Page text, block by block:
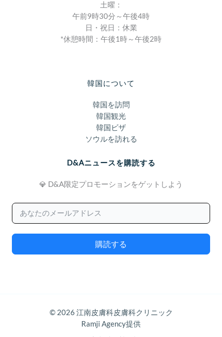
土曜：
午前9時30分～午後4時
日・祝日：休業
*休憩時間：午後1時～午後2時
韓国について
韓国を訪問
韓国観光
韓国ビザ
ソウルを訪れる
D&Aニュースを購読する
💎 D&A限定プロモーションをゲットしよう
購読する
© 2026 江南皮膚科皮膚科クリニック
Ramji Agency提供